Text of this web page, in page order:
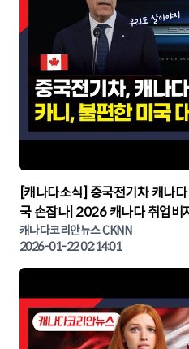
▶
[캐나다소식] 중국전기차 캐나
국 손잡나| 2026 캐나다 취업비
나다뉴스 | CKNNEWS, 캐나다코
캐나다코리안뉴스 CKNN
2026-01-22 02:14:01